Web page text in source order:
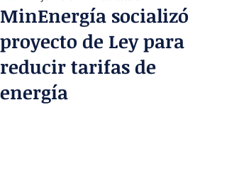
MinEnergía socializó
proyecto de Ley para
reducir tarifas de
energía